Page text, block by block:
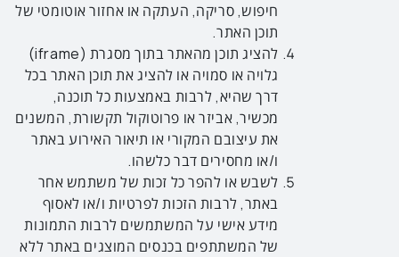
חיפוש, סריקה, העתקה או אחזור אוטומטי של
תוכן האתר.
להציג תוכן מהאתר בתוך מסגרת (iframe)
גלויה או סמויה או להציג את תוכן האתר בכל
דרך שהיא, לרבות באמצעות כל תוכנה,
מכשיר, אביזר או פרוטוקול תקשורת, המשנים
את עיצובם המקורי או תיאור האירוע באתר
ו/או מחסירים דבר כלשהו.
לשבש או להפר כל זכות של משתמש אחר
באתר, לרבות הזכות לפרטיות ו/או לאסוף
מידע אישי על המשתמשים לרבות התמונות
של המשתתפים בכנסים המוצגים באתר ללא